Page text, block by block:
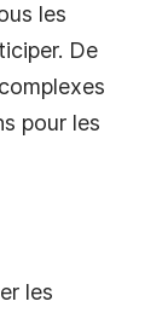
les
De
pour les
les